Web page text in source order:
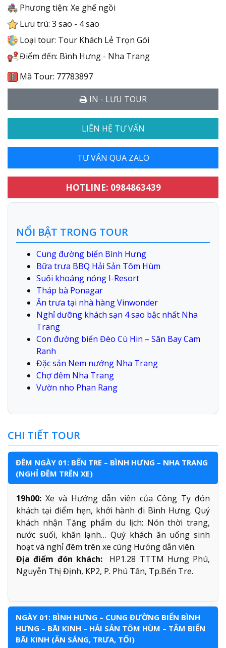
Phương tiện: Xe ghế ngồi
Lưu trú: 3 sao - 4 sao
Loại tour: Tour Khách Lẻ Trọn Gói
Điểm đến: Bình Hưng - Nha Trang
Mã Tour: 77783897
IN - LƯU TOUR
LIÊN HỆ TƯ VẤN
TƯ VẤN QUA ZALO
HOTLINE: 0984863439
NỔI BẬT TRONG TOUR
Cung đường biển Bình Hưng
Bữa trưa BBQ Hải Sản Tôm Hùm
Suối khoáng nóng I-Resort
Tháp bà Ponagar
Ăn trưa tại nhà hàng Vinwonder
Nghỉ dưỡng khách sạn 4 sao bậc nhất Nha
Trang
Con đường biển Đèo Cù Hin – Sân Bay Cam
Ranh
Đặc sản Nem nướng Nha Trang
Chợ đêm Nha Trang
Vườn nho Phan Rang
CHI TIẾT TOUR
ĐÊM NGÀY 01: BẾN TRE – BÌNH HƯNG – NHA TRANG
(NGHỈ ĐÊM TRÊN XE)
19h00: Xe và Hướng dẫn viên của Công Ty đón
khách tại điểm hẹn, khởi hành đi Bình Hưng. Quý
khách nhận Tặng phẩm du lịch: Nón thời trang,
nước suối, khăn lạnh… Quý khách ăn uống sinh
hoạt và nghỉ đêm trên xe cùng Hướng dẫn viên.
Địa điểm đón khách: HP1.28 TTTM Hưng Phú,
Nguyễn Thị Định, KP2, P. Phú Tân, Tp.Bến Tre.
NGÀY 01: BÌNH HƯNG – CUNG ĐƯỜNG BIỂN BÌNH
HƯNG – BÃI KINH – HẢI SẢN TÔM HÙM – TẮM BIỂN
BÃI KINH (ĂN SÁNG, TRƯA, TỐI)